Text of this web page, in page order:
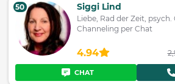
50 Siggi Lind
Liebe, Rad der Zeit, psych.
Channeling per Chat
4.94
CHAT